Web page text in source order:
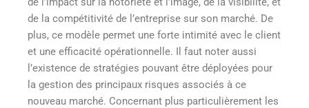
de la compétitivité de l’entreprise sur son marché. De
plus, ce modèle permet une forte intimité avec le client
et une efficacité opérationnelle. Il faut noter aussi
l’existence de stratégies pouvant être déployées pour
la gestion des principaux risques associés à ce
nouveau marché. Concernant plus particulièrement les